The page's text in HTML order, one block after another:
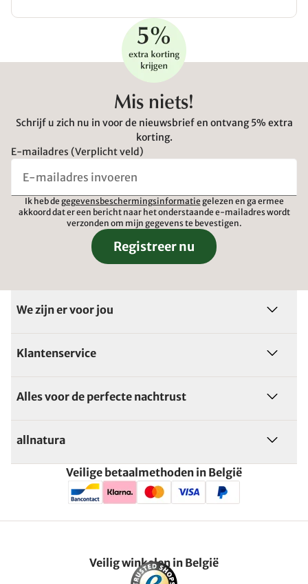
Mis niets!
Schrijf u zich nu in voor de nieuwsbrief en ontvang 5% extra
korting.
E-mailadres (Verplicht veld)
Ik heb de gegevensbeschermingsinformatie gelezen en ga ermee
akkoord dat er een bericht naar het onderstaande e-mailadres wordt
verzonden om mijn gegevens te bevestigen.
Registreer nu
We zijn er voor jou
Klantenservice
Alles voor de perfecte nachtrust
allnatura
Veilige betaalmethoden in België
Veilig winkelen in België